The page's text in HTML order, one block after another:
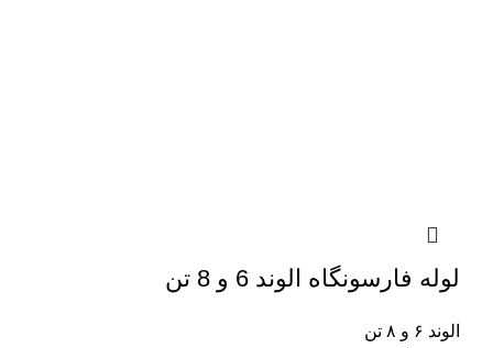
لوله فارسونگاه الوند 6 و 8 تن
الوند ۶ و ۸ تن